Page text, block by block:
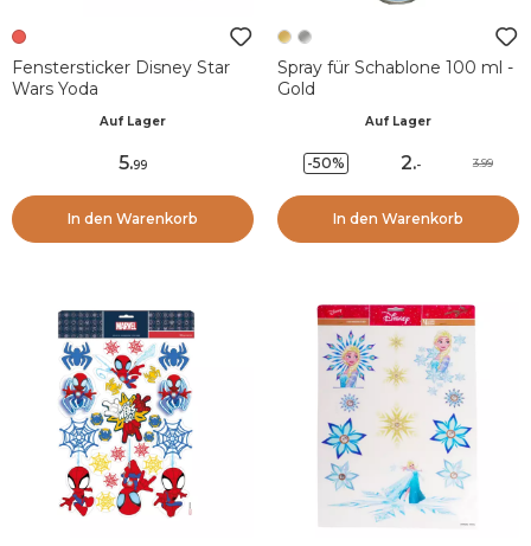
Fenstersticker Disney Star
Wars Yoda
Auf Lager
5.99
In den Warenkorb
Spray für Schablone 100 ml -
Gold
Auf Lager
-50% 2.- 3.99
In den Warenkorb